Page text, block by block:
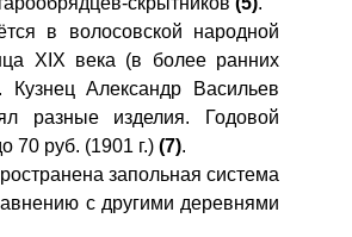
в волосовской народной
XIX века (в более ранних
Кузнец Александр Васильев
разные изделия. Годовой
70 руб. (1901 г.) (7).
запольная система
с другими деревнями